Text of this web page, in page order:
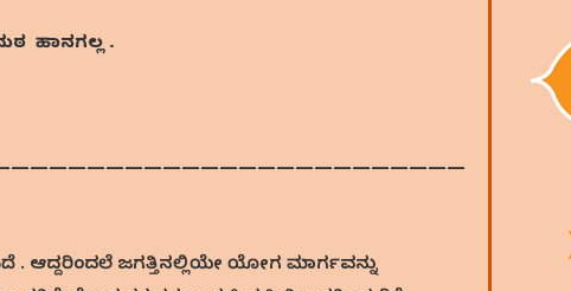
ಹಾನಗಲ್ಲ.
. ಆದ್ದರಿಂದಲೆ ಜಗತ್ತಿನಲ್ಲಿಯೇ ಯೋಗ ಮಾರ್ಗವನ್ನು